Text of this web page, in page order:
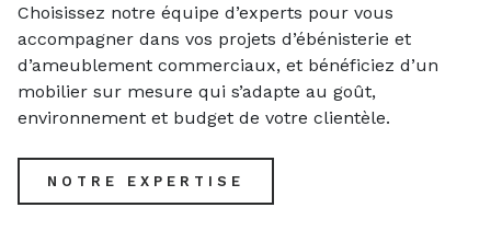
Choisissez notre équipe d’experts pour vous
accompagner dans vos projets d’ébénisterie et
d’ameublement commerciaux, et bénéficiez d’un
mobilier sur mesure qui s’adapte au goût,
environnement et budget de votre clientèle.
NOTRE EXPERTISE